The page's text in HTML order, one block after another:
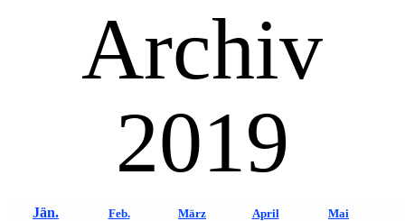
Archiv
2019
Jän. Feb. März April Mai